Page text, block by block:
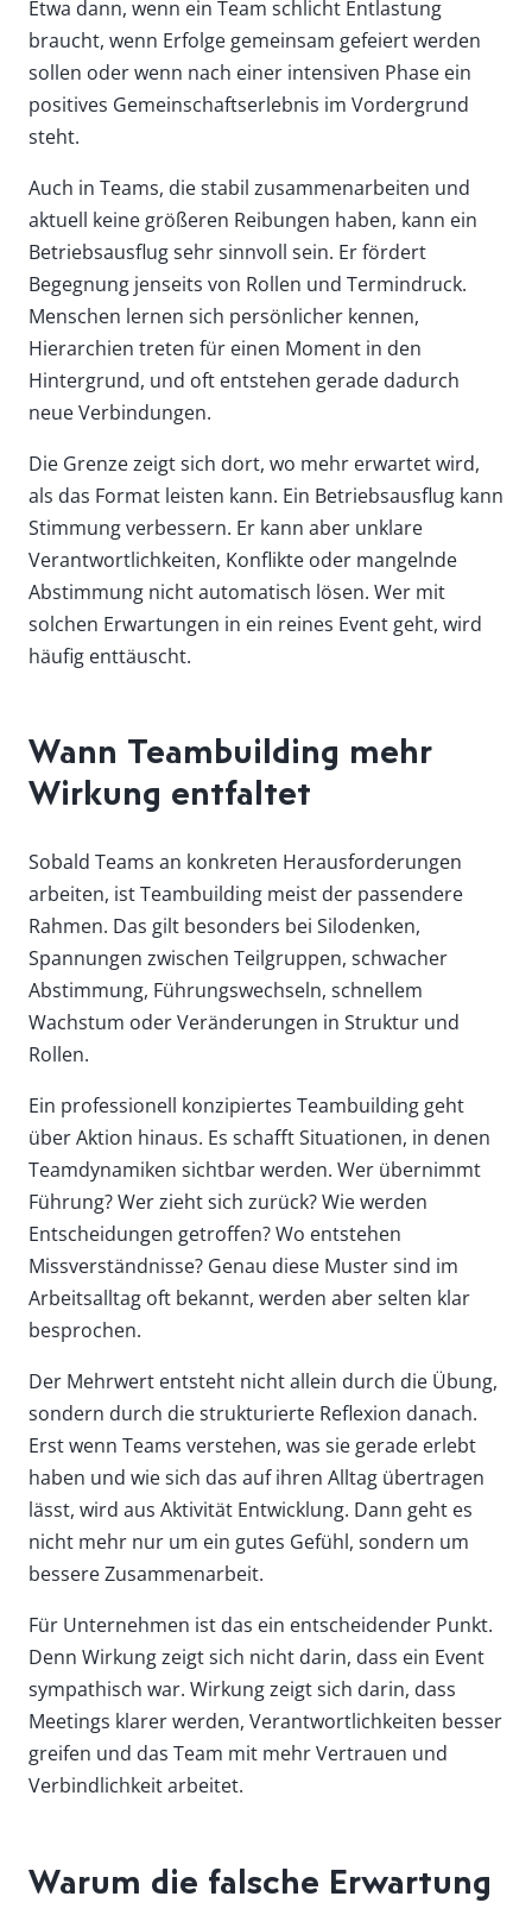
Etwa dann, wenn ein Team schlicht Entlastung
braucht, wenn Erfolge gemeinsam gefeiert werden
sollen oder wenn nach einer intensiven Phase ein
positives Gemeinschaftserlebnis im Vordergrund
steht.
Auch in Teams, die stabil zusammenarbeiten und
aktuell keine größeren Reibungen haben, kann ein
Betriebsausflug sehr sinnvoll sein. Er fördert
Begegnung jenseits von Rollen und Termindruck.
Menschen lernen sich persönlicher kennen,
Hierarchien treten für einen Moment in den
Hintergrund, und oft entstehen gerade dadurch
neue Verbindungen.
Die Grenze zeigt sich dort, wo mehr erwartet wird,
als das Format leisten kann. Ein Betriebsausflug kann
Stimmung verbessern. Er kann aber unklare
Verantwortlichkeiten, Konflikte oder mangelnde
Abstimmung nicht automatisch lösen. Wer mit
solchen Erwartungen in ein reines Event geht, wird
häufig enttäuscht.
Wann Teambuilding mehr
Wirkung entfaltet
Sobald Teams an konkreten Herausforderungen
arbeiten, ist Teambuilding meist der passendere
Rahmen. Das gilt besonders bei Silodenken,
Spannungen zwischen Teilgruppen, schwacher
Abstimmung, Führungswechseln, schnellem
Wachstum oder Veränderungen in Struktur und
Rollen.
Ein professionell konzipiertes Teambuilding geht
über Aktion hinaus. Es schafft Situationen, in denen
Teamdynamiken sichtbar werden. Wer übernimmt
Führung? Wer zieht sich zurück? Wie werden
Entscheidungen getroffen? Wo entstehen
Missverständnisse? Genau diese Muster sind im
Arbeitsalltag oft bekannt, werden aber selten klar
besprochen.
Der Mehrwert entsteht nicht allein durch die Übung,
sondern durch die strukturierte Reflexion danach.
Erst wenn Teams verstehen, was sie gerade erlebt
haben und wie sich das auf ihren Alltag übertragen
lässt, wird aus Aktivität Entwicklung. Dann geht es
nicht mehr nur um ein gutes Gefühl, sondern um
bessere Zusammenarbeit.
Für Unternehmen ist das ein entscheidender Punkt.
Denn Wirkung zeigt sich nicht darin, dass ein Event
sympathisch war. Wirkung zeigt sich darin, dass
Meetings klarer werden, Verantwortlichkeiten besser
greifen und das Team mit mehr Vertrauen und
Verbindlichkeit arbeitet.
Warum die falsche Erwartung